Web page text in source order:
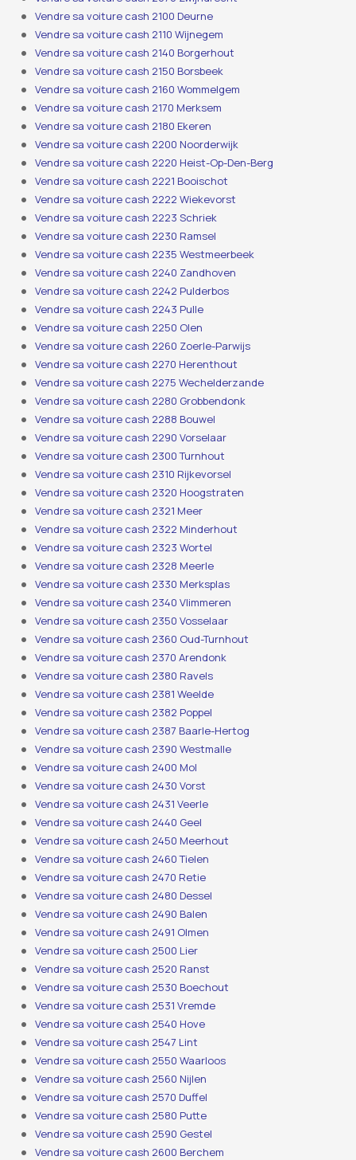
Vendre sa voiture cash 2100 Deurne
Vendre sa voiture cash 2110 Wijnegem
Vendre sa voiture cash 2140 Borgerhout
Vendre sa voiture cash 2150 Borsbeek
Vendre sa voiture cash 2160 Wommelgem
Vendre sa voiture cash 2170 Merksem
Vendre sa voiture cash 2180 Ekeren
Vendre sa voiture cash 2200 Noorderwijk
Vendre sa voiture cash 2220 Heist-Op-Den-Berg
Vendre sa voiture cash 2221 Booischot
Vendre sa voiture cash 2222 Wiekevorst
Vendre sa voiture cash 2223 Schriek
Vendre sa voiture cash 2230 Ramsel
Vendre sa voiture cash 2235 Westmeerbeek
Vendre sa voiture cash 2240 Zandhoven
Vendre sa voiture cash 2242 Pulderbos
Vendre sa voiture cash 2243 Pulle
Vendre sa voiture cash 2250 Olen
Vendre sa voiture cash 2260 Zoerle-Parwijs
Vendre sa voiture cash 2270 Herenthout
Vendre sa voiture cash 2275 Wechelderzande
Vendre sa voiture cash 2280 Grobbendonk
Vendre sa voiture cash 2288 Bouwel
Vendre sa voiture cash 2290 Vorselaar
Vendre sa voiture cash 2300 Turnhout
Vendre sa voiture cash 2310 Rijkevorsel
Vendre sa voiture cash 2320 Hoogstraten
Vendre sa voiture cash 2321 Meer
Vendre sa voiture cash 2322 Minderhout
Vendre sa voiture cash 2323 Wortel
Vendre sa voiture cash 2328 Meerle
Vendre sa voiture cash 2330 Merksplas
Vendre sa voiture cash 2340 Vlimmeren
Vendre sa voiture cash 2350 Vosselaar
Vendre sa voiture cash 2360 Oud-Turnhout
Vendre sa voiture cash 2370 Arendonk
Vendre sa voiture cash 2380 Ravels
Vendre sa voiture cash 2381 Weelde
Vendre sa voiture cash 2382 Poppel
Vendre sa voiture cash 2387 Baarle-Hertog
Vendre sa voiture cash 2390 Westmalle
Vendre sa voiture cash 2400 Mol
Vendre sa voiture cash 2430 Vorst
Vendre sa voiture cash 2431 Veerle
Vendre sa voiture cash 2440 Geel
Vendre sa voiture cash 2450 Meerhout
Vendre sa voiture cash 2460 Tielen
Vendre sa voiture cash 2470 Retie
Vendre sa voiture cash 2480 Dessel
Vendre sa voiture cash 2490 Balen
Vendre sa voiture cash 2491 Olmen
Vendre sa voiture cash 2500 Lier
Vendre sa voiture cash 2520 Ranst
Vendre sa voiture cash 2530 Boechout
Vendre sa voiture cash 2531 Vremde
Vendre sa voiture cash 2540 Hove
Vendre sa voiture cash 2547 Lint
Vendre sa voiture cash 2550 Waarloos
Vendre sa voiture cash 2560 Nijlen
Vendre sa voiture cash 2570 Duffel
Vendre sa voiture cash 2580 Putte
Vendre sa voiture cash 2590 Gestel
Vendre sa voiture cash 2600 Berchem